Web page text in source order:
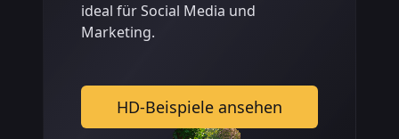
ideal für Social Media und
Marketing.
HD-Beispiele ansehen